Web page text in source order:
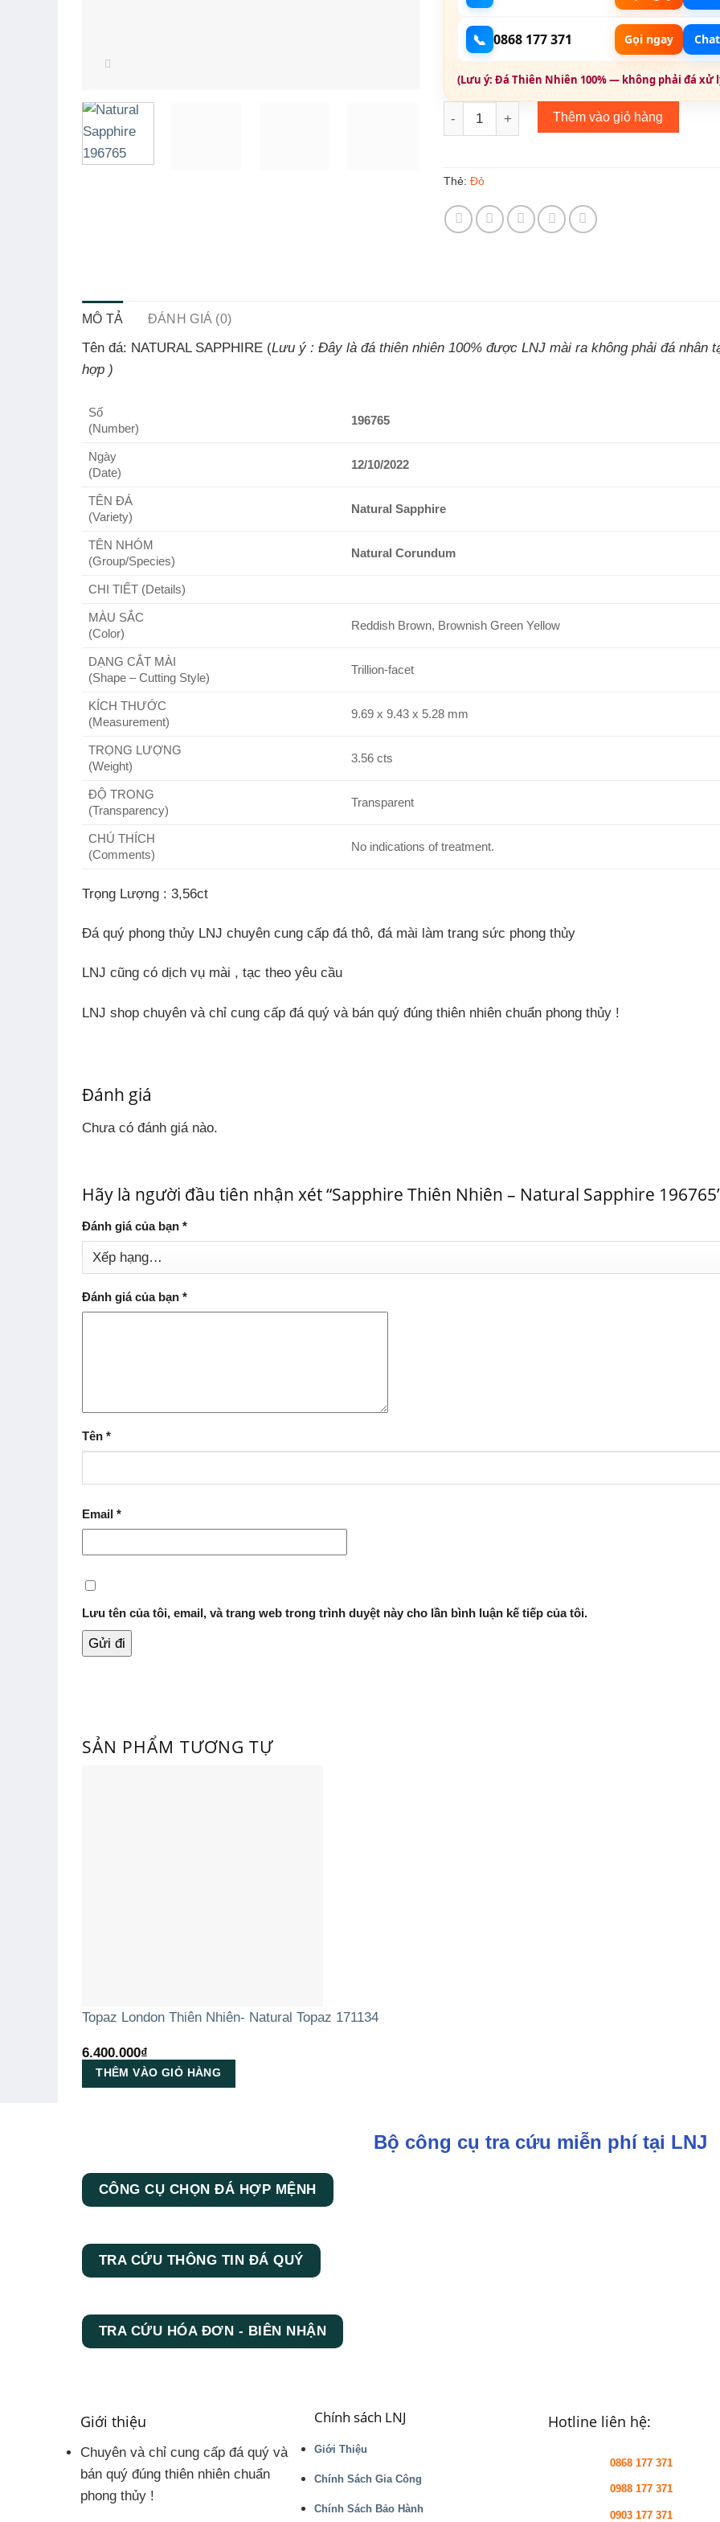
📞 0868 177 371 Gọi ngay
(Lưu ý: Đá Thiên Nhiên 100% — không phải đá xử
Sapphire Thiên Nhiên - Natural Sapphire 196765
Thêm vào giỏ hàng
Thẻ: Đỏ
MÔ TẢ ĐÁNH GIÁ (0)
Tên đá: NATURAL SAPPHIRE (Lưu ý : Đây là đá thiên nhiên 100% được LNJ mài ra không phải đá nhân
hợp )
Số
(Number)
196765
Ngày
(Date)
12/10/2022
TÊN ĐÁ
(Variety)
Natural Sapphire
TÊN NHÓM
(Group/Species)
Natural Corundum
CHI TIẾT (Details)
MÀU SẮC
(Color)
Reddish Brown, Brownish Green Yellow
DẠNG CẮT MÀI
(Shape – Cutting Style)
Trillion-facet
KÍCH THƯỚC
(Measurement)
9.69 x 9.43 x 5.28 mm
TRỌNG LƯỢNG
(Weight)
3.56 cts
ĐỘ TRONG
(Transparency)
Transparent
CHÚ THÍCH
(Comments)
No indications of treatment.
Trọng Lượng : 3,56ct
Đá quý phong thủy LNJ chuyên cung cấp đá thô, đá mài làm trang sức phong thủy
LNJ cũng có dịch vụ mài , tạc theo yêu cầu
LNJ shop chuyên và chỉ cung cấp đá quý và bán quý đúng thiên nhiên chuẩn phong thủy !
Đánh giá
Chưa có đánh giá nào.
Hãy là người đầu tiên nhận xét “Sapphire Thiên Nhiên – Natural Sapphire
Đánh giá của bạn *
Đánh giá của bạn *
Tên *
Email *
Lưu tên của tôi, email, và trang web trong trình duyệt này cho lần bình luận kế tiếp của tôi.
SẢN PHẨM TƯƠNG TỰ
Topaz London Thiên Nhiên- Natural Topaz 171134
6.400.000₫
THÊM VÀO GIỎ HÀNG
Bộ công cụ tra cứu miễn phí tại LNJ
CÔNG CỤ CHỌN ĐÁ HỢP MỆNH
TRA CỨU THÔNG TIN ĐÁ QUÝ
TRA CỨU HÓA ĐƠN - BIÊN NHẬN
Giới thiệu
Chuyên và chỉ cung cấp đá quý và
bán quý đúng thiên nhiên chuẩn
phong thủy !
Chính sách LNJ
Giới Thiệu
Chính Sách Gia Công
Chính Sách Bảo Hành
Hotline liên hệ:
0868 177 371
0988 177 371
0903 177 371